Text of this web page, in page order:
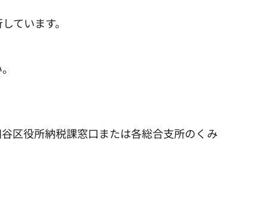
ています。
区役所納税課窓口または各総合支所のくみ